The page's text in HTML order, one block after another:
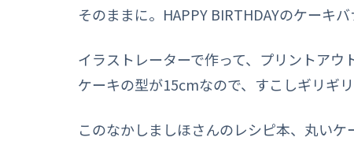
そのままに。HAPPY BIRTHDAYのケーキバ
イラストレーターで作って、プリントアウ
ケーキの型が15cmなので、すこしギリギリ
このなかしましほさんのレシピ本、丸いケ